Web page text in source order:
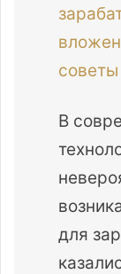
советы
В
для